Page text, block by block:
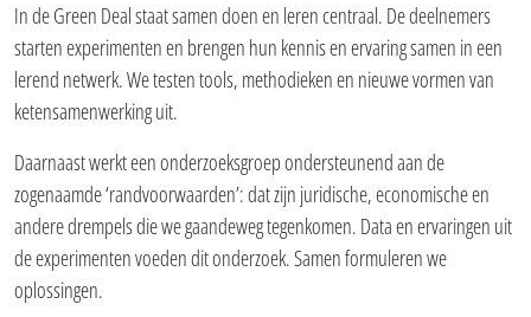
In de Green Deal staat samen doen en leren centraal. De deelnemers
starten experimenten en brengen hun kennis en ervaring samen in een
lerend netwerk. We testen tools, methodieken en nieuwe vormen van
ketensamenwerking uit.
Daarnaast werkt een onderzoeksgroep ondersteunend aan de
zogenaamde ‘randvoorwaarden’: dat zijn juridische, economische en
andere drempels die we gaandeweg tegenkomen. Data en ervaringen uit
de experimenten voeden dit onderzoek. Samen formuleren we
oplossingen.